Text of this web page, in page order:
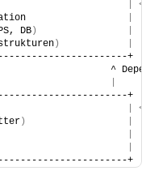
<
DB )
)
+
^ Depends
+
<
)
Handling
Client
+